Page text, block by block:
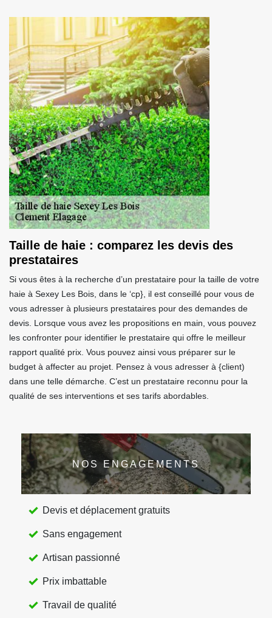
Taille de haie : comparez les devis des
prestataires
Si vous êtes à la recherche d’un prestataire pour la taille de votre
haie à Sexey Les Bois, dans le ‘cp}, il est conseillé pour vous de
vous adresser à plusieurs prestataires pour des demandes de
devis. Lorsque vous avez les propositions en main, vous pouvez
les confronter pour identifier le prestataire qui offre le meilleur
rapport qualité prix. Vous pouvez ainsi vous préparer sur le
budget à affecter au projet. Pensez à vous adresser à {client)
dans une telle démarche. C’est un prestataire reconnu pour la
qualité de ses interventions et ses tarifs abordables.
NOS ENGAGEMENTS
Devis et déplacement gratuits
Sans engagement
Artisan passionné
Prix imbattable
Travail de qualité